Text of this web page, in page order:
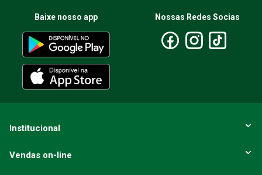
Baixe nosso app Nossas Redes Socias
Institucional
Vendas on-line